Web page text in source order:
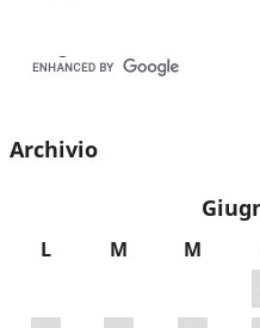
Archivio
L M M